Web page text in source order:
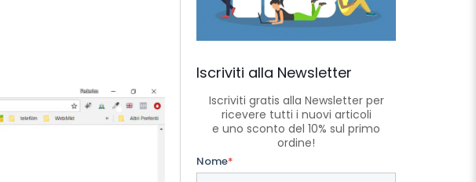
Iscriviti alla Newsletter
Iscriviti gratis alla Newsletter per
ricevere tutti i nuovi articoli
e uno sconto del 10% sul primo
ordine!
Nome*